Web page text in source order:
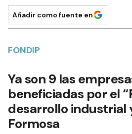
Añadir como fuente en
FONDIP
Ya son 9 las
beneficiadas por el
desarrollo industrial
Formosa